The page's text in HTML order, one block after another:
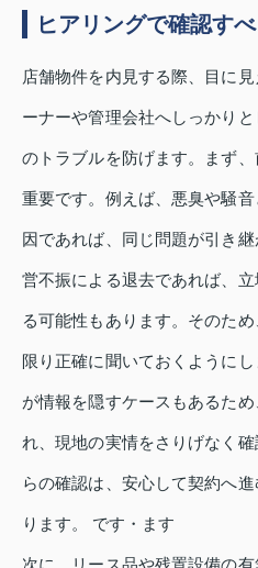
ヒアリングで確認す
店舗物件を内見する際、目に
ーナーや管理会社へしっかり
のトラブルを防げます。まず
重要です。例えば、悪臭や騒
因であれば、同じ問題が引き
営不振による退去であれば、
る可能性もあります。そのた
限り正確に聞いておくように
が情報を隠すケースもあるた
れ、現地の実情をさりげなく
らの確認は、安心して契約へ
ります。 です・ます
次に、リース品や残置設備の